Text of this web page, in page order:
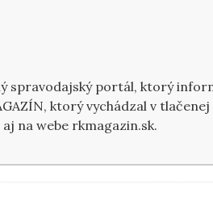
spravodajský portál, ktorý
ktorý vychádzal v
na webe rkmagazin.sk.